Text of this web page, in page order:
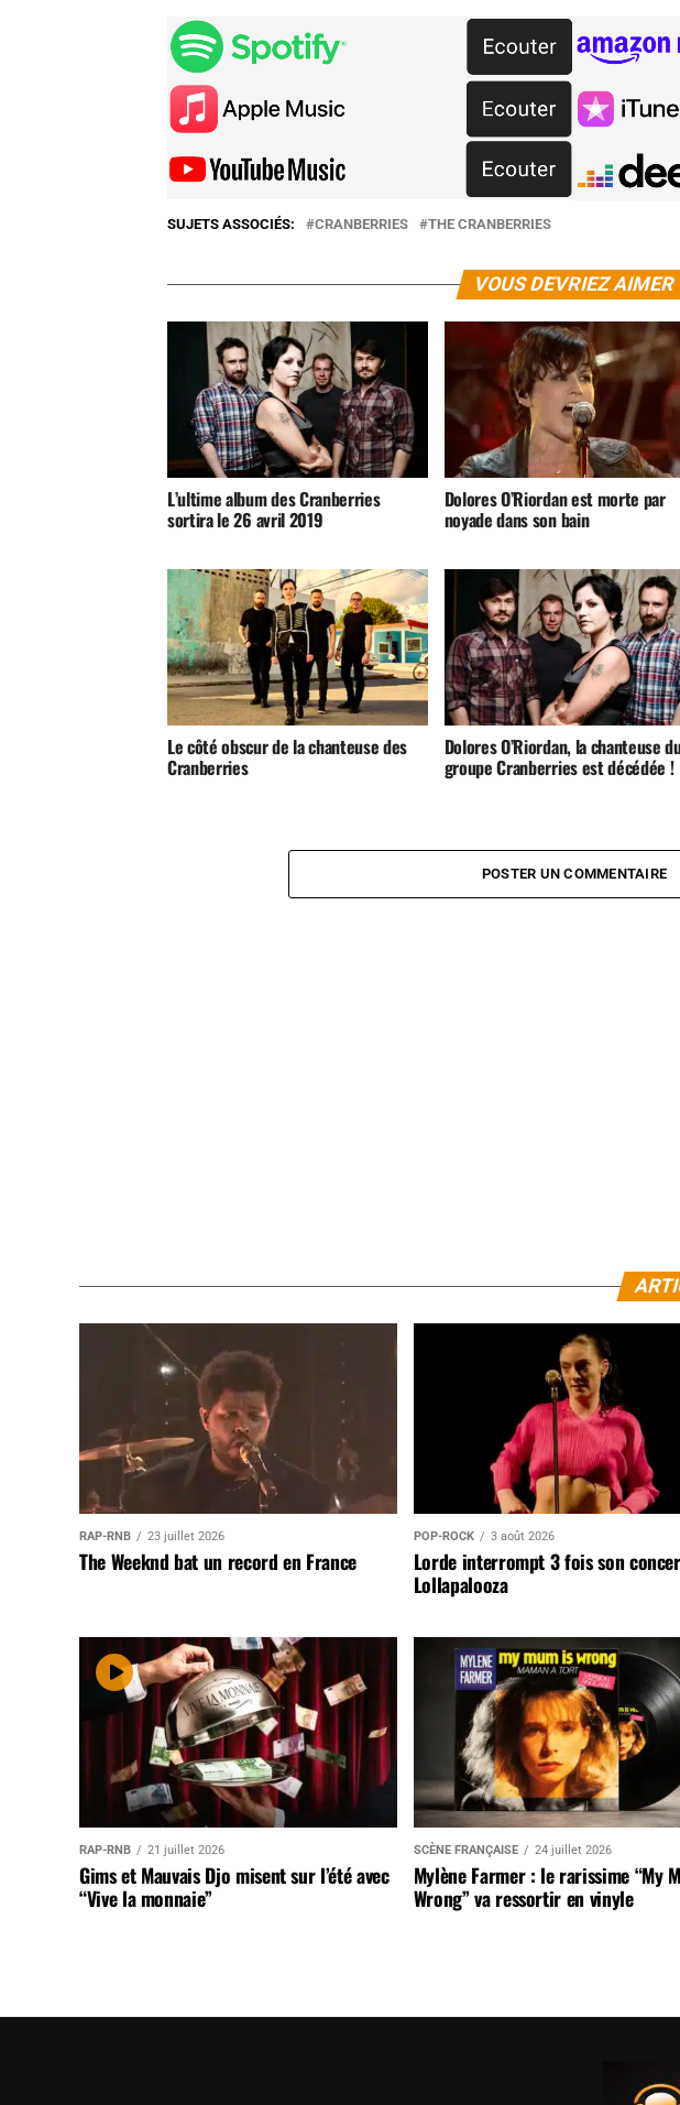
SUJETS ASSOCIÉS: CRANBERRIES THE CRANBERRIES
VOUS DEVRIEZ AIMER
L’ultime album des Cranberries
sortira le 26 avril 2019
Dolores O’Riordan est morte par
noyade dans son bain
Le côté obscur de la chanteuse des
Cranberries
Dolores O’Riordan, la chanteuse
groupe Cranberries est décédée !
POSTER UN COMMENTAIRE
RAP-RNB 23 juillet 2026
The Weeknd bat un record en France
POP-ROCK 3 août 2026
Lorde interrompt 3 fois son
Lollapalooza
RAP-RNB 21 juillet 2026
Gims et Mauvais Djo misent sur l’été avec
“Vive la monnaie”
SCÈNE FRANÇAISE 24 juillet 2026
Mylène Farmer : le rarissime “My
Wrong” va ressortir en vinyle